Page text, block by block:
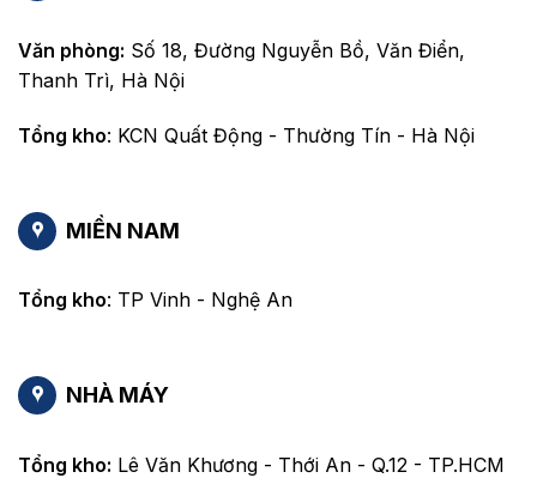
Văn phòng: Số 18, Đường Nguyễn Bồ, Văn Điển,
Thanh Trì, Hà Nội
Tổng kho: KCN Quất Động - Thường Tín - Hà Nội
MIỀN NAM
Tổng kho: TP Vinh - Nghệ An
NHÀ MÁY
Tổng kho: Lê Văn Khương - Thới An - Q.12 - TP.HCM